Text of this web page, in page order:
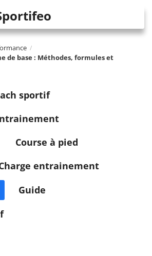
/
de base : Méthodes, formules et
sportif
Course à pied
entrainement
Guide